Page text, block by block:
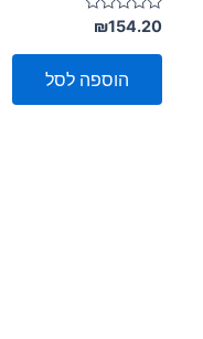
דורג
0
מתוך
₪154.20
הוספה לסל